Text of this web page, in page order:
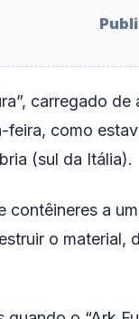
carregado de
feira, como
(sul da Itália).
contêineres a
o